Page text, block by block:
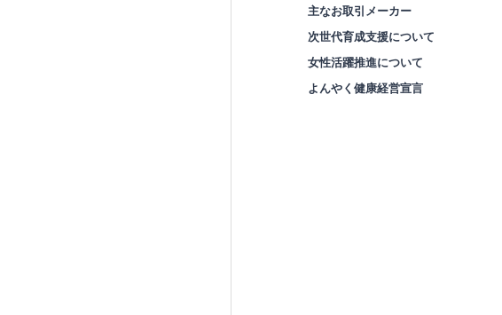
主なお取引メーカー
次世代育成支援について
女性活躍推進について
よんやく健康経営宣言